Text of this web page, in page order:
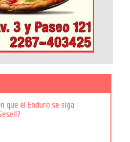
que el Enduro se siga